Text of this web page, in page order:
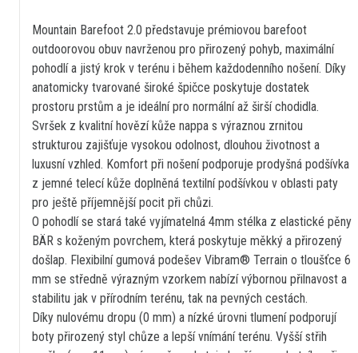
Mountain Barefoot 2.0 představuje prémiovou barefoot
outdoorovou obuv navrženou pro přirozený pohyb, maximální
pohodlí a jistý krok v terénu i během každodenního nošení. Díky
anatomicky tvarované široké špičce poskytuje dostatek
prostoru prstům a je ideální pro normální až širší chodidla.
Svršek z kvalitní hovězí kůže nappa s výraznou zrnitou
strukturou zajišťuje vysokou odolnost, dlouhou životnost a
luxusní vzhled. Komfort při nošení podporuje prodyšná podšívka
z jemné telecí kůže doplněná textilní podšívkou v oblasti paty
pro ještě příjemnější pocit při chůzi.
O pohodlí se stará také vyjímatelná 4mm stélka z elastické pěny
BÄR s koženým povrchem, která poskytuje měkký a přirozený
došlap. Flexibilní gumová podešev Vibram® Terrain o tloušťce 6
mm se středně výrazným vzorkem nabízí výbornou přilnavost a
stabilitu jak v přírodním terénu, tak na pevných cestách.
Díky nulovému dropu (0 mm) a nízké úrovni tlumení podporují
boty přirozený styl chůze a lepší vnímání terénu. Vyšší střih